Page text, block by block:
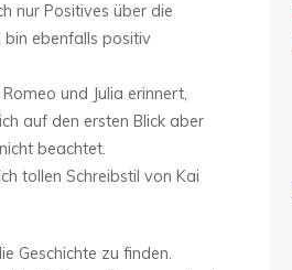
nur Positives über die
bin ebenfalls positiv
und Julia erinnert,
auf den ersten Blick aber
beachtet.
tollen Schreibstil von Kai
Geschichte zu finden.